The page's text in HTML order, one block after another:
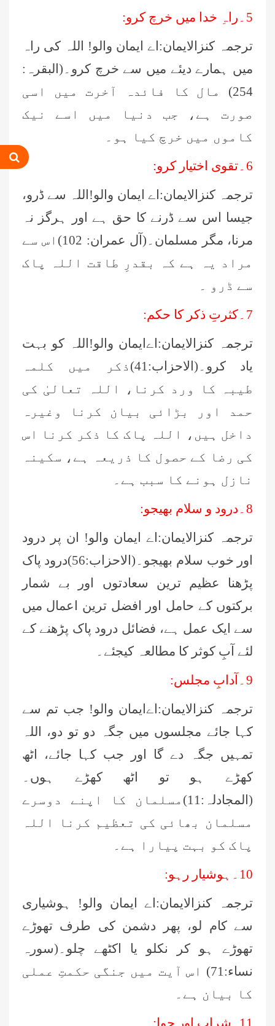
5۔راہِ خدا میں خرچ کرو:
ترجمہ کنزالایمان:اے ایمان والو! اللہ کی راہ
میں ہمارے دیئے میں سے خرچ کرو۔(البقرہ:
254) مال کا فائدہ آخرت میں اسی
صورت ہے، جب دنیا میں اسے نیک
کاموں میں خرچ کیا ہو۔
6۔تقوی اختیار کرو:
ترجمہ کنزالایمان:اے ایمان والو!اللہ سے ڈرو،
جیسا اس سے ڈرنے کا حق ہے اور ہرگز نہ
مرنا، مگر مسلمان۔(آل عمران: 102)اس سے
مراد یہ ہے کہ بقدرِ طاقت اللہ پاک
سے ڈرو ۔
7۔کثرتِ ذکر کا حکم:
ترجمہ کنزالایمان:اےایمان والو!اللہ کو بہت
یاد کرو۔(الاحزاب:41)ذکر میں کلمہ
طیبہ کا ورد کرنا، اللہ تعالیٰ کی
حمد اور بڑائی بیان کرنا وغیرہ
داخل ہیں، اللہ پاک کا ذکر کرنا اس
کی رضا کے حصول کا ذریعہ ہے، سکینہ
نازل ہونے کا سبب ہے۔
8۔درود و سلام بھیجو:
ترجمہ کنزالایمان:اے ایمان والو! ان پر درود
اور خوب سلام بھیجو۔(الاحزاب:56)درود پاک
پڑھنا عظیم ترین سعادتوں اور بے شمار
برکتوں کے حامل اور افضل ترین اعمال میں
سے ایک عمل ہے، فضائل درود پاک پڑھنے کے
لئے آبِ کوثر کا مطالعہ کیجئے۔
9۔آدابِ مجلس:
ترجمہ کنزالایمان:اےایمان والو! جب تم سے
کہا جائے مجلسوں میں جگہ دو تو دو، اللہ
تمہیں جگہ دے گا اور جب کہا جائے، اٹھ
کھڑے ہو تو اٹھ کھڑے ہوں۔
(المجادلہ:11)مسلمان کا اپنے دوسرے
مسلمان بھائی کی تعظیم کرنا اللہ
پاک کو بہت پیارا ہے۔
10۔ہوشیار رہو:
ترجمہ کنزالایمان:اے ایمان والو! ہوشیاری
سے کام لو، پھر دشمن کی طرف تھوڑے
تھوڑے ہو کر نکلو یا اکٹھے چلو۔(سورہ
نساء:71) اس آیت میں جنگی حکمتِ عملی
کا بیان ہے۔
11۔شراب اور جوا: